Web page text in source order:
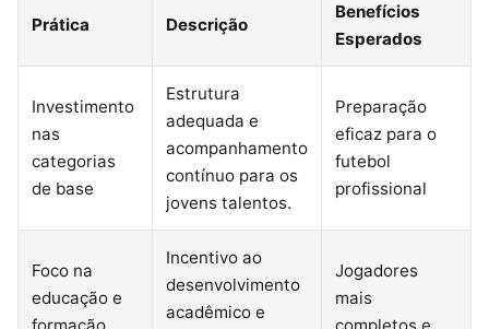
Prática Descrição
Benefícios
Esperados
Investimento
nas
categorias
de base
Estrutura
adequada e
acompanhamento
contínuo para os
jovens talentos.
Preparação
eficaz para o
futebol
profissional
Foco na
educação e
Incentivo ao
desenvolvimento
acadêmico e
Jogadores
mais